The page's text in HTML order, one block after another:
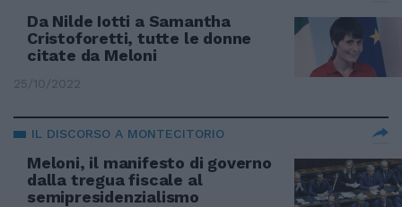
Da Nilde Iotti a Samantha
Cristoforetti, tutte le donne
citate da Meloni
25/10/2022
IL DISCORSO A MONTECITORIO
Meloni, il manifesto di governo
dalla tregua fiscale al
semipresidenzialismo